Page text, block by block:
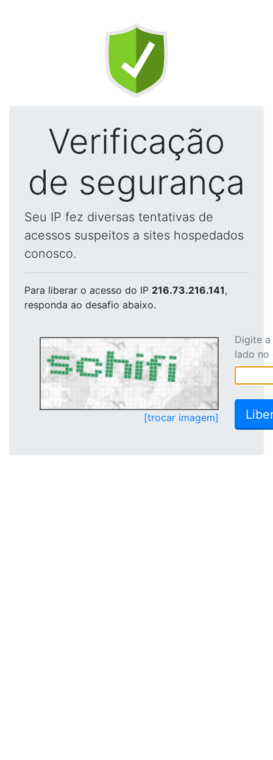
Verificação
de segurança
Seu IP fez diversas tentativas de
acessos suspeitos a sites hospedados
conosco.
Para liberar o acesso do IP 216.73.216.141,
responda ao desafio abaixo.
[trocar imagem]
Digite
lado no